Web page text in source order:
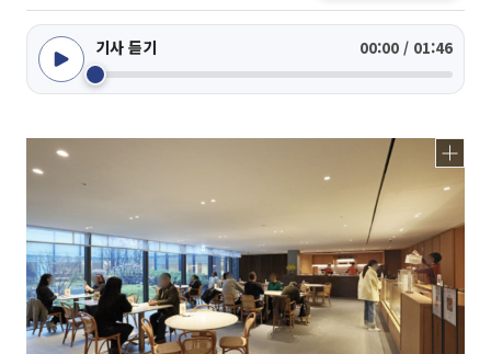
기사 듣기 00:00 / 01:46